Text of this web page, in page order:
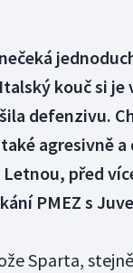
kouč si je
defenzivu.
agresivně a
před
PMEZ s
Sparta,